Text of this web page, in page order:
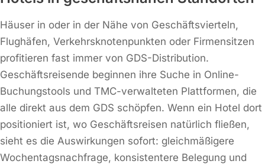
Häuser in oder in der Nähe von Geschäftsvierteln,
Flughäfen, Verkehrsknotenpunkten oder Firmensitzen
profitieren fast immer von GDS-Distribution.
Geschäftsreisende beginnen ihre Suche in Online-
Buchungstools und TMC-verwalteten Plattformen, die
alle direkt aus dem GDS schöpfen. Wenn ein Hotel dort
positioniert ist, wo Geschäftsreisen natürlich fließen,
sieht es die Auswirkungen sofort: gleichmäßigere
Wochentagsnachfrage, konsistentere Belegung und